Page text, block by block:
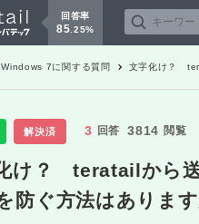
回答率
85 25%
Windows 7に関する質問 文字化け？
解決済 3 回答 3814 閲覧
け？ teratailから
防ぐ方法はあります